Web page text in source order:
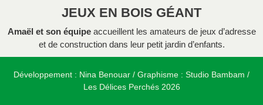
JEUX EN BOIS GÉANT
Amaël et son équipeaccueillent les amateurs de jeux d’adresse
et de construction dans leur petit jardin d’enfants.
Développement : Nina Benouar / Graphisme : Studio Bambam /
Les Délices Perchés 2026